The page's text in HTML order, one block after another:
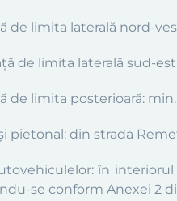
de limita laterală nord-
de limita laterală sud-
de limita posterioară: min.
pietonal: din strada
în interiorul
se conform Anexei 2